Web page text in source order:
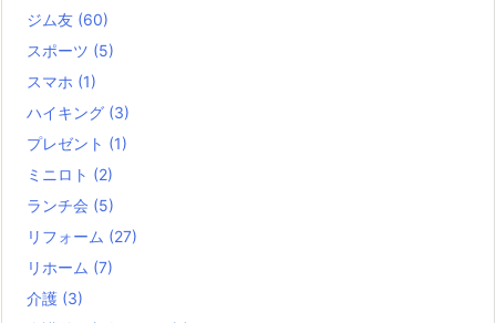
ジム友 (60)
スポーツ (5)
スマホ (1)
ハイキング (3)
プレゼント (1)
ミニロト (2)
ランチ会 (5)
リフォーム (27)
リホーム (7)
介護 (3)